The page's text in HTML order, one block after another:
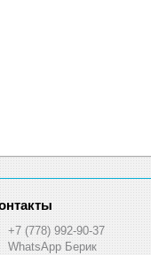
+7 (778) 992-90-37
WhatsApp Берик